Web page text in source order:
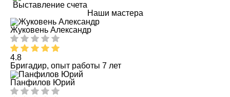
Выставление счета
Наши мастера
Жуковень Александр
4.8
Бригадир, опыт работы 7 лет
Панфилов Юрий